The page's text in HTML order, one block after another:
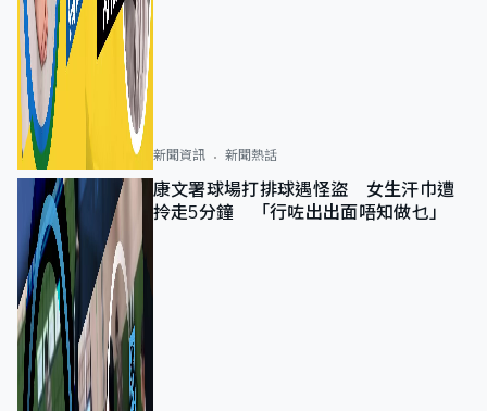
新聞資訊 新聞熱話
康文署球場打排球遇怪盜 女生汗巾遭
拎走5分鐘 「行咗出出面唔知做乜」